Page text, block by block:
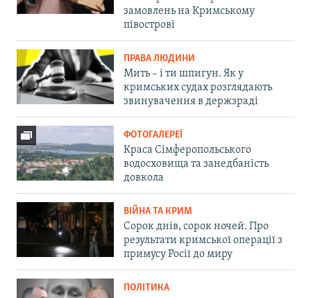
замовлень на Кримському
півострові
ПРАВА ЛЮДИНИ
Мить – і ти шпигун. Як у
кримських судах розглядають
звинувачення в держзраді
ФОТОГАЛЕРЕЇ
Краса Сімферопольського
водосховища та занедбаність
довкола
ВІЙНА ТА КРИМ
Сорок днів, сорок ночей. Про
результати кримської операції з
примусу Росії до миру
ПОЛІТИКА